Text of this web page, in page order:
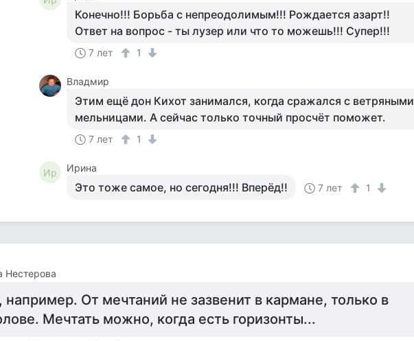
Конечно!!! Борьба с непреодолимым!!! Рождается азарт!!
Ответ на вопрос - ты лузер или что то можешь!!! Супер!!!
7 лет 1
Владмир
Этим ещё дон Кихот занимался, когда сражался с ветряными
мельницами. А сейчас только точный просчёт поможет.
7 лет 1
Ир Ирина
Это тоже самое, но сегодня!!! Вперёд!! 7 лет 1
Нестерова
например. От мечтаний не зазвенит в кармане, только в
Мечтать можно, когда есть горизонты...